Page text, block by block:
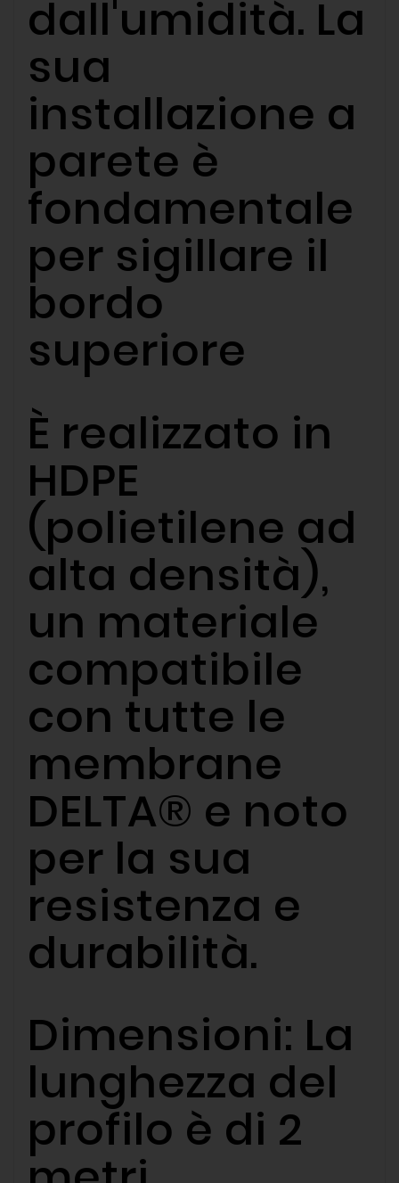
dall'umidità. La
sua
installazione a
parete è
fondamentale
per sigillare il
bordo
superiore
È realizzato in
HDPE
(polietilene ad
alta densità),
un materiale
compatibile
con tutte le
membrane
DELTA® e noto
per la sua
resistenza e
durabilità.
Dimensioni: La
lunghezza del
profilo è di 2